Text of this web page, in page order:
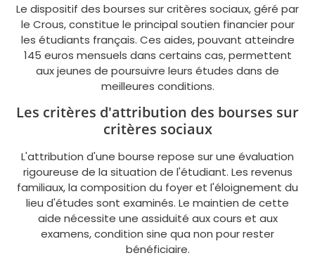
Le dispositif des bourses sur critères sociaux, géré par
le Crous, constitue le principal soutien financier pour
les étudiants français. Ces aides, pouvant atteindre
145 euros mensuels dans certains cas, permettent
aux jeunes de poursuivre leurs études dans de
meilleures conditions.
Les critères d'attribution des bourses sur
critères sociaux
L'attribution d'une bourse repose sur une évaluation
rigoureuse de la situation de l'étudiant. Les revenus
familiaux, la composition du foyer et l'éloignement du
lieu d'études sont examinés. Le maintien de cette
aide nécessite une assiduité aux cours et aux
examens, condition sine qua non pour rester
bénéficiaire.